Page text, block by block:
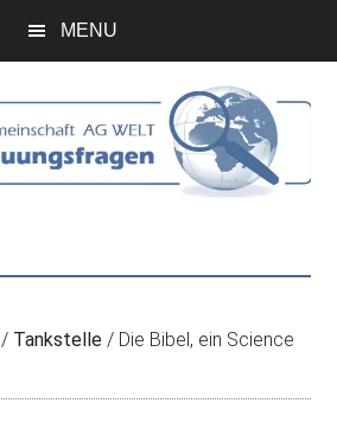
MENU
/ Tankstelle / Die Bibel, ein Science